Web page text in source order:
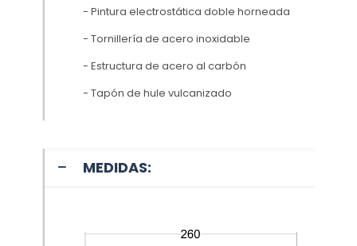
- Pintura electrostática doble horneada
- Tornillería de acero inoxidable
- Estructura de acero al carbón
- Tapón de hule vulcanizado
MEDIDAS: